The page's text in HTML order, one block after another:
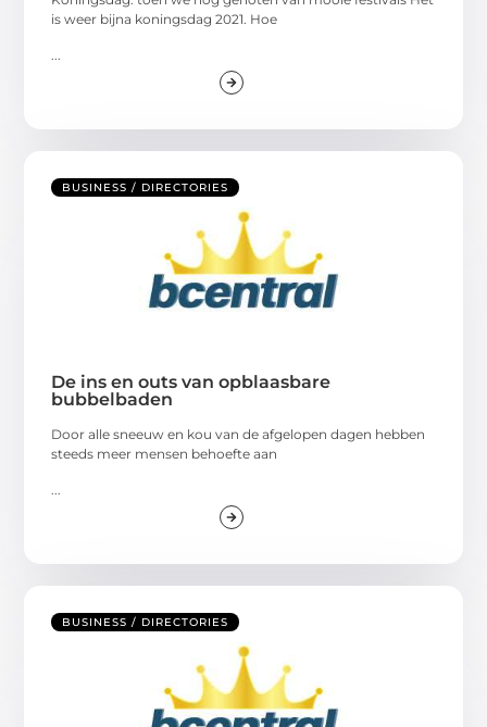
is weer bijna koningsdag 2021. Hoe
BUSINESS / DIRECTORIES
De ins en outs van opblaasbare
bubbelbaden
Door alle sneeuw en kou van de afgelopen dagen hebben
steeds meer mensen behoefte aan
BUSINESS / DIRECTORIES